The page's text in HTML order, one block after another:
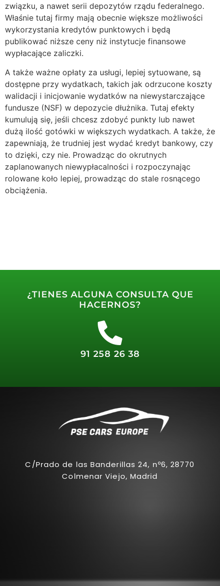
związku, a nawet serii depozytów rządu federalnego.
Właśnie tutaj firmy mają obecnie większe możliwości
wykorzystania kredytów punktowych i będą
publikować niższe ceny niż instytucje finansowe
wypłacające zaliczki.
A także ważne opłaty za usługi, lepiej sytuowane, są
dostępne przy wydatkach, takich jak odrzucone koszty
walidacji i inicjowanie wydatków na niewystarczające
fundusze (NSF) w depozycie dłużnika. Tutaj efekty
kumulują się, jeśli chcesz zdobyć punkty lub nawet
dużą ilość gotówki w większych wydatkach. A także, że
zapewniają, że trudniej jest wydać kredyt bankowy, czy
to dzięki, czy nie. Prowadząc do okrutnych
zaplanowanych niewypłacalności i rozpoczynając
rolowane koło lepiej, prowadząc do stale rosnącego
obciążenia.
¿TIENES ALGUNA CONSULTA QUE
HACERNOS?
91 258 26 38
C/Prado de las Banderillas 24, nº6, 28770
Colmenar Viejo, Madrid